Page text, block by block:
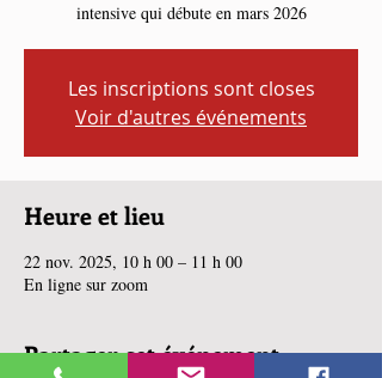
intensive qui débute en mars 2026
Les inscriptions sont closes
Voir d'autres événements
Heure et lieu
22 nov. 2025, 10 h 00 – 11 h 00
En ligne sur zoom
Partager cet événement